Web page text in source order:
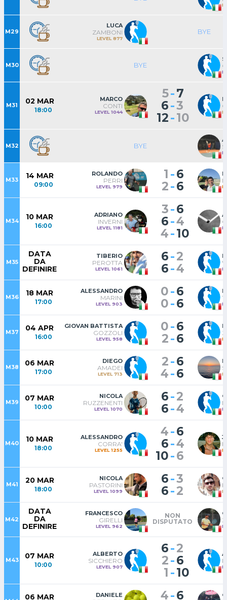
M29
LUCA
ZAMBONI
LEVEL 877
BYE
M30 BYE
M31 02 MAR
18:00
MARCO
CONTI
LEVEL 1044
5-7
6-3
12-10
M32 BYE
M33 14 MAR
09:00
ROLANDO
PERRI
LEVEL 979
1 -6
2-6
M34 10 MAR
16:00
ADRIANO
INVERNI
LEVEL 1181
3-6
6-4
4-10
M35
DATA
DA
DEFINIRE
TIBERIO
PEROTTA
LEVEL 1061
6-2
6-4
M36 18 MAR
17:00
ALESSANDRO
MARINI
LEVEL 903
0-6
0-6
M37 04 APR
16:00
GIOVAN BATTISTA
GOZZOLI
LEVEL 958
0-6
2-6
M38 06 MAR
17:00
DIEGO
AMADEI
LEVEL 713
2-6
4-6
M39 07 MAR
10:00
NICOLA
RUZZENENTI
LEVEL 1070
6-2
6-4
M40 10 MAR
18:00
ALESSANDRO
CORRA'
LEVEL 1255
4-6
6-4
10-6
M41 20 MAR
18:00
NICOLA
PASTORINI
LEVEL 1099
6-3
6-2
M42
DATA
DA
DEFINIRE
FRANCESCO
GIRELLI
LEVEL 962
NON
DISPUTATO
M43 07 MAR
10:00
ALBERTO
SICCHIERO
LEVEL 907
6-2
2-6
1 -10
06 MAR DANIELE 4-6